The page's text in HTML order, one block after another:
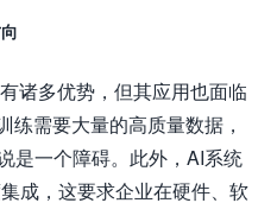
诸多优势，但其应用也面临
需要大量的高质量数据，
是一个障碍。此外，AI系统
成，这要求企业在硬件、软